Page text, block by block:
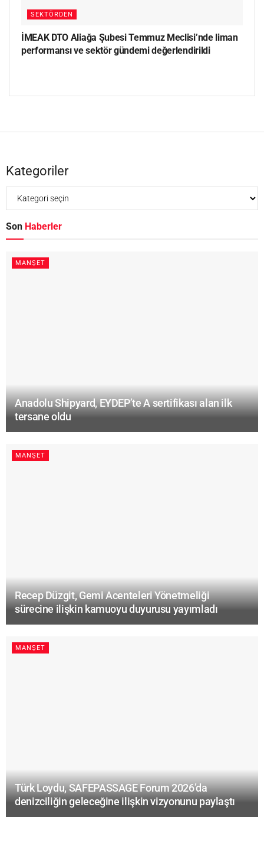
SEKTÖRDEN
İMEAK DTO Aliağa Şubesi Temmuz Meclisi’nde liman
performansı ve sektör gündemi değerlendirildi
Kategoriler
Son Haberler
MANŞET
Anadolu Shipyard, EYDEP’te A sertifikası alan ilk
tersane oldu
MANŞET
Recep Düzgit, Gemi Acenteleri Yönetmeliği
sürecine ilişkin kamuoyu duyurusu yayımladı
MANŞET
Türk Loydu, SAFEPASSAGE Forum 2026’da
denizciliğin geleceğine ilişkin vizyonunu paylaştı